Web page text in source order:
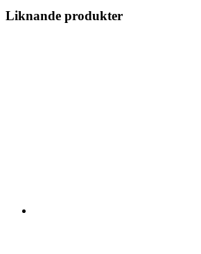
Liknande produkter